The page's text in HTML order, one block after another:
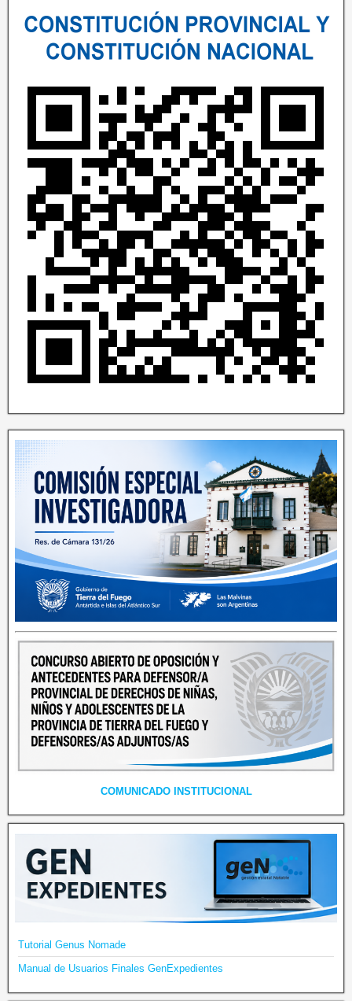
COMUNICADO INSTITUCIONAL
Tutorial Genus Nomade
Manual de Usuarios Finales GenExpedientes